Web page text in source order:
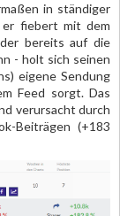
in ständiger
fiebert mit dem
bereits auf die
- holt sich seinen
eigene Sendung
Feed sorgt. Das
verursacht durch
Beiträgen (+183